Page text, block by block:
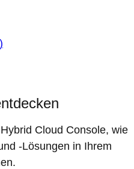
Cloud Console, wie
-Lösungen in Ihrem